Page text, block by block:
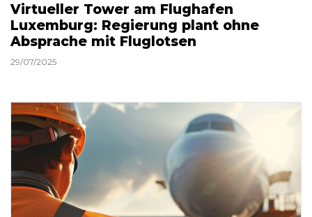
Virtueller Tower am Flughafen
Luxemburg: Regierung plant ohne
Absprache mit Fluglotsen
29/07/2025